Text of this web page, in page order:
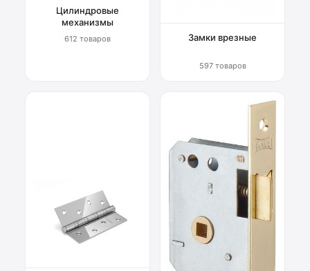
Цилиндровые
механизмы
612 товаров Замки врезные
597 товаров